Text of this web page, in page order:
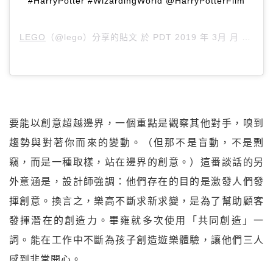
LEGO （@lego）分享的貼文 於 PDT 2019 年 3月 月 16 日 上午 8:15
要能以創意超越邊界，一個重點是觀察其他對手，嗅到
趨勢與對著你而來的變動。（但那不是盲動，不是剽
竊，而是一種取樣，站在邊界的創意。）這番談話的另
外意涵是，設計師強調：他們存在的目的是激發人們發
揮創意。換言之，樂高不斷求新求變，是為了幫助顧客
發揮潛在的創造力。畢雍就多次使用「共同創造」一
詞。能在工作中不斷為孩子創造遊樂體驗，讓他們三人